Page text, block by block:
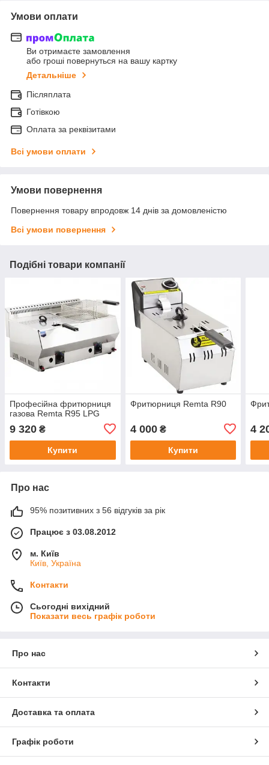
Умови оплати
Ви отримаєте замовлення
або гроші повернуться на вашу картку
Детальніше
Післяплата
Готівкою
Оплата за реквізитами
Всі умови оплати
Умови повернення
Повернення товару впродовж 14 днів за домовленістю
Всі умови повернення
Подібні товари компанії
Професійна фритюрниця
газова Remta R95 LPG
9 320 ₴
Купити
Фритюрниця Remta R90
4 000₴
Купити
4
Про нас
95% позитивних з 56 відгуків за рік
Працює з 03.08.2012
м. Київ
Київ, Україна
Контакти
Сьогодні вихідний
Показати весь графік роботи
Про нас
Контакти
Доставка та оплата
Графік роботи